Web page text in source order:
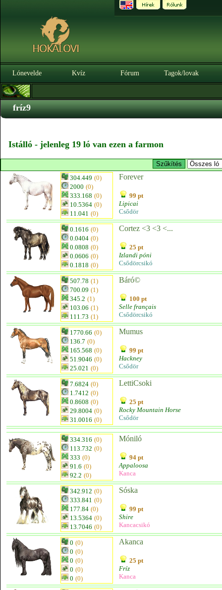
Lónevelde Kvíz Fórum Tagok/lovak
fríz9
Istálló - jelenleg 19 ló van ezen a farmon
304.449 (0)
2000 (0)
333.168 (0)
10.5364 (0)
11.041 (0)
Forever
99 pt
Lipicai
Csődör
0.1616 (0)
0.0404 (0)
0.0808 (0)
0.0606 (0)
0.1818 (0)
Cortez <3 <3 <...
25 pt
Izlandi póni
Csődörcsikó
507.78 (1)
700.09 (1)
345.2 (1)
103.06 (1)
111.73 (1)
Báró©
100 pt
Selle français
Csődörcsikó
1770.66 (0)
136.7 (0)
165.568 (0)
51.9046 (0)
25.021 (0)
Mumus
99 pt
Hackney
Csődör
7.6824 (0)
1.7412 (0)
0.8608 (0)
29.8004 (0)
31.0016 (0)
LettiCsoki
25 pt
Rocky Mountain Horse
Csődör
334.316 (0)
113.732 (0)
333 (0)
91.6 (0)
92.2 (0)
Móniló
94 pt
Appaloosa
Kanca
342.912 (0)
333.841 (0)
177.84 (0)
13.5364 (0)
13.7046 (0)
Sóska
99 pt
Shire
Kancacsikó
0 (0)
0 (0)
0 (0)
0 (0)
0 (0)
Akanca
25 pt
Fríz
Kanca